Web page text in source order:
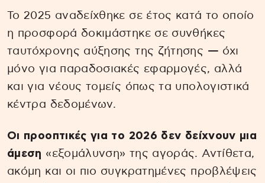
Το 2025 αναδείχθηκε σε έτος κατά το οποίο
η προσφορά δοκιμάστηκε σε συνθήκες
ταυτόχρονης αύξησης της ζήτησης — όχι
μόνο για παραδοσιακές εφαρμογές, αλλά
και για νέους τομείς όπως τα υπολογιστικά
κέντρα δεδομένων.
Οι προοπτικές για το 2026 δεν δείχνουν μια
άμεση «εξομάλυνση» της αγοράς. Αντίθετα,
ακόμη και οι πιο συγκρατημένες προβλέψεις